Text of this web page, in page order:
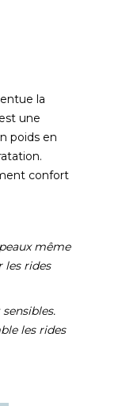
la
est une
poids en
confort
même
les rides
les rides